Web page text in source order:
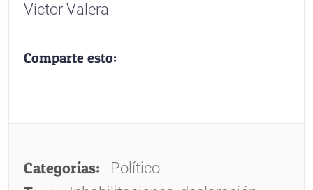
Víctor Valera
Comparte esto:
Categorías: Político